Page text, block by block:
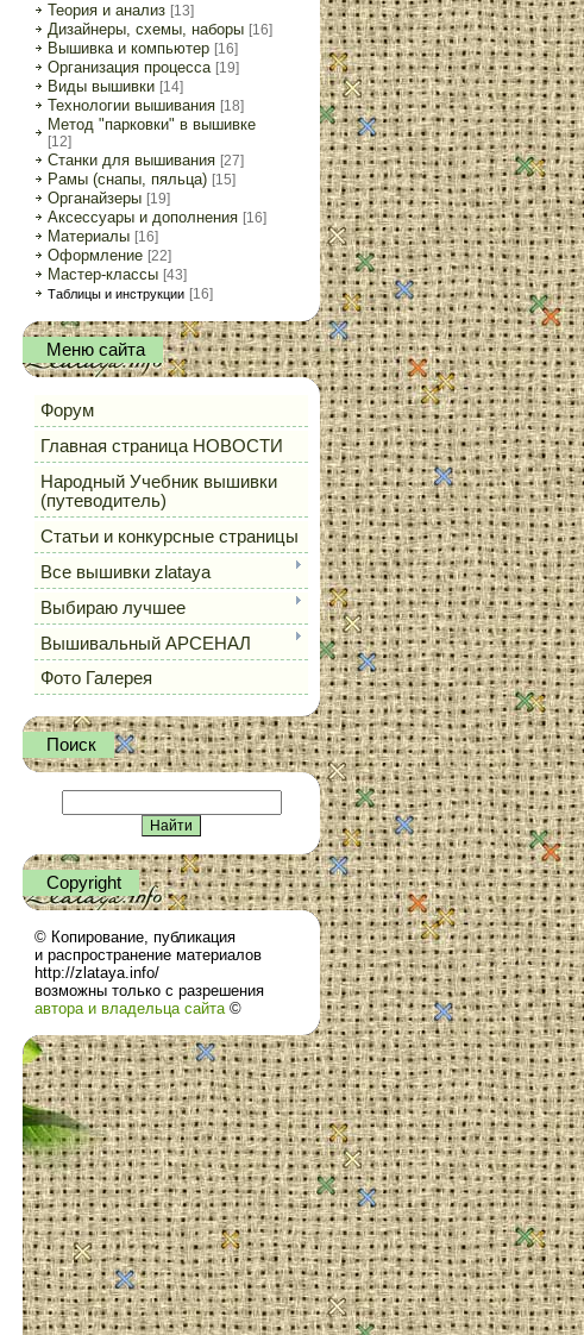
Теория и анализ [13]
Дизайнеры, схемы, наборы [16]
Вышивка и компьютер [16]
Организация процесса [19]
Виды вышивки [14]
Технологии вышивания [18]
Метод "парковки" в вышивке
[12]
Станки для вышивания [27]
Рамы (снапы, пяльца) [15]
Органайзеры [19]
Аксессуары и дополнения [16]
Материалы [16]
Оформление [22]
Мастер-классы [43]
Таблицы и инструкции [16]
Меню сайта
Форум
Главная страница НОВОСТИ
Народный Учебник вышивки
(путеводитель)
Статьи и конкурсные страницы
Все вышивки zlataya
Выбираю лучшее
Вышивальный АРСЕНАЛ
Фото Галерея
Поиск
Сopyright
© Копирование, публикация
и распространение материалов
http://zlataya.info/
возможны только с разрешения
автора и владельца сайта©